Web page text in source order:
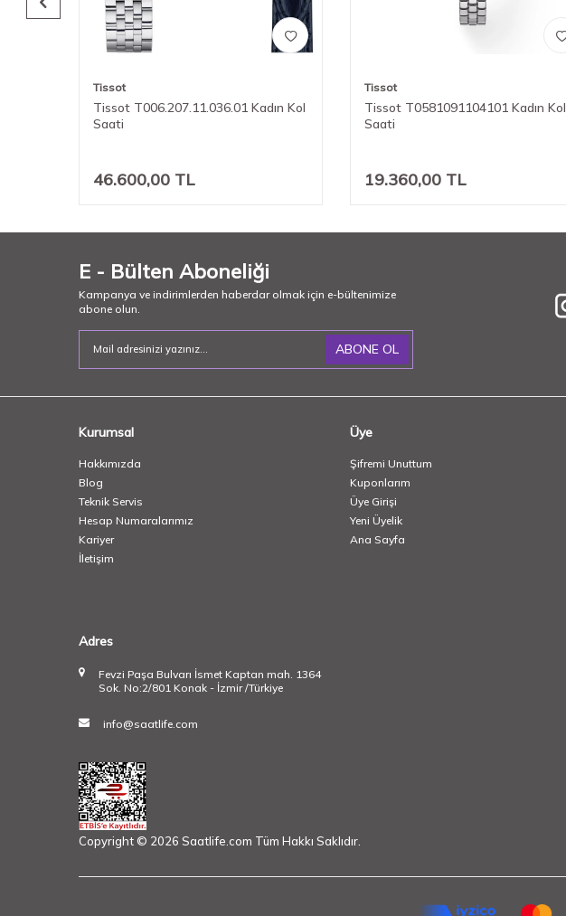
Tissot
Tissot T006.207.11.036.01 Kadın Kol
Saati
46.600,00 TL
Tissot
Tissot T0581091104101 Kadın Kol
Saati
19.360,00 TL
E - Bülten Aboneliği
Kampanya ve indirimlerden haberdar olmak için e-bültenimize
abone olun.
ABONE OL
Kurumsal
Hakkımızda
Blog
Teknik Servis
Hesap Numaralarımız
Kariyer
İletişim
Üye
Şifremi Unuttum
Kuponlarım
Üye Girişi
Yeni Üyelik
Ana Sayfa
Adres
Fevzi Paşa Bulvarı İsmet Kaptan mah. 1364
Sok. No:2/801 Konak - İzmir /Türkiye
info@saatlife.com
Copyright © 2026 Saatlife.com Tüm Hakkı Saklıdır.